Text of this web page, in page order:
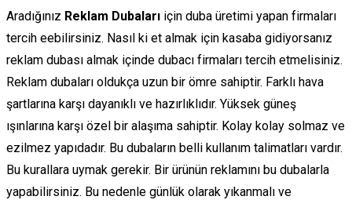
Aradığınız Reklam Dubaları için duba üretimi yapan firmaları
tercih eebilirsiniz. Nasıl ki et almak için kasaba gidiyorsanız
reklam dubası almak içinde dubacı firmaları tercih etmelisiniz.
Reklam dubaları oldukça uzun bir ömre sahiptir. Farklı hava
şartlarına karşı dayanıklı ve hazırlıklıdır. Yüksek güneş
ışınlarına karşı özel bir alaşıma sahiptir. Kolay kolay solmaz ve
ezilmez yapıdadır. Bu dubaların belli kullanım talimatları vardır.
Bu kurallara uymak gerekir. Bir ürünün reklamını bu dubalarla
yapabilirsiniz. Bu nedenle günlük olarak yıkanmalı ve